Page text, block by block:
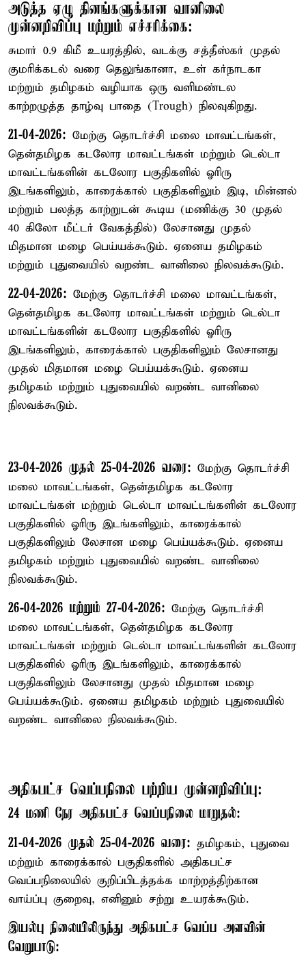
அடுத்த ஏழு தினங்களுக்கான வானிலை
முன்னறிவிப்பு மற்றும் எச்சரிக்கை:
சுமார் 0.9 கிமீ உயரத்தில், வடக்கு சத்தீஸ்கர் முதல்
குமரிக்கடல் வரை தெலுங்கானா, உள் கர்நாடகா
மற்றும் தமிழகம் வழியாக ஒரு வளிமண்டல
காற்றழுத்த தாழ்வு பாதை (Trough) நிலவுகிறது.
21-04-2026: மேற்கு தொடர்ச்சி மலை மாவட்டங்கள்,
தென்தமிழக கடலோர மாவட்டங்கள் மற்றும் டெல்டா
மாவட்டங்களின் கடலோர பகுதிகளில் ஓரிரு
இடங்களிலும், காரைக்கால் பகுதிகளிலும் இடி, மின்னல்
மற்றும் பலத்த காற்றுடன் கூடிய (மணிக்கு 30 முதல்
40 கிலோ மீட்டர் வேகத்தில்) லேசானது முதல்
மிதமான மழை பெய்யக்கூடும். ஏனைய தமிழகம்
மற்றும் புதுவையில் வறண்ட வானிலை நிலவக்கூடும்.
22-04-2026: மேற்கு தொடர்ச்சி மலை மாவட்டங்கள்,
தென்தமிழக கடலோர மாவட்டங்கள் மற்றும் டெல்டா
மாவட்டங்களின் கடலோர பகுதிகளில் ஓரிரு
இடங்களிலும், காரைக்கால் பகுதிகளிலும் லேசானது
முதல் மிதமான மழை பெய்யக்கூடும். ஏனைய
தமிழகம் மற்றும் புதுவையில் வறண்ட வானிலை
நிலவக்கூடும்.
23-04-2026 முதல் 25-04-2026 வரை: மேற்கு தொடர்ச்சி
மலை மாவட்டங்கள், தென்தமிழக கடலோர
மாவட்டங்கள் மற்றும் டெல்டா மாவட்டங்களின் கடலோர
பகுதிகளில் ஓரிரு இடங்களிலும், காரைக்கால்
பகுதிகளிலும் லேசான மழை பெய்யக்கூடும். ஏனைய
தமிழகம் மற்றும் புதுவையில் வறண்ட வானிலை
நிலவக்கூடும்.
26-04-2026 மற்றும் 27-04-2026: மேற்கு தொடர்ச்சி
மலை மாவட்டங்கள், தென்தமிழக கடலோர
மாவட்டங்கள் மற்றும் டெல்டா மாவட்டங்களின் கடலோர
பகுதிகளில் ஓரிரு இடங்களிலும், காரைக்கால்
பகுதிகளிலும் லேசானது முதல் மிதமான மழை
பெய்யக்கூடும். ஏனைய தமிழகம் மற்றும் புதுவையில்
வறண்ட வானிலை நிலவக்கூடும்.
அதிகபட்ச வெப்பநிலை பற்றிய முன்னறிவிப்பு:
24 மணி நேர அதிகபட்ச வெப்பநிலை மாறுதல்:
21-04-2026 முதல் 25-04-2026 வரை: தமிழகம், புதுவை
மற்றும் காரைக்கால் பகுதிகளில் அதிகபட்ச
வெப்பநிலையில் குறிப்பிடத்தக்க மாற்றத்திற்கான
வாய்ப்பு குறைவு, எனினும் சற்று உயரக்கூடும்.
இயல்பு நிலையிலிருந்து அதிகபட்ச வெப்ப அளவின்
வேறுபாடு: